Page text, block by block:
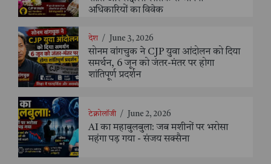
अधिकारियों का विवेक
देश / June 3, 2026
सोनम वांगचुक ने CJP युवा आंदोलन को दिया
समर्थन, 6 जून को जंतर-मंतर पर होगा
शांतिपूर्ण प्रदर्शन
टेक्नोलॉजी / June 2, 2026
AI का महाबुलबुला: जब मशीनों पर भरोसा
महंगा पड़ गया - संजय सक्सैना